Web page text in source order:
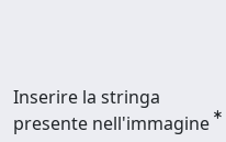
Inserire la stringa
presente nell'immagine